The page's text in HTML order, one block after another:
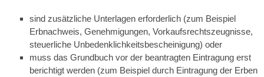
sind zusätzliche Unterlagen erforderlich (zum Beispiel
Erbnachweis, Genehmigungen, Vorkaufsrechtszeugnisse,
steuerliche Unbedenklichkeitsbescheinigung) oder
muss das Grundbuch vor der beantragten Eintragung erst
berichtigt werden (zum Beispiel durch Eintragung der Erben